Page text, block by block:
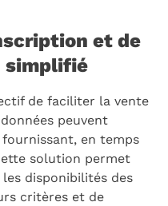
et de
simplifié
de faciliter la vente
peuvent
en temps
solution permet
disponibilités des
critères et de